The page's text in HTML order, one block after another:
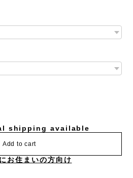
shipping available
Add to cart
お住まいの方向け